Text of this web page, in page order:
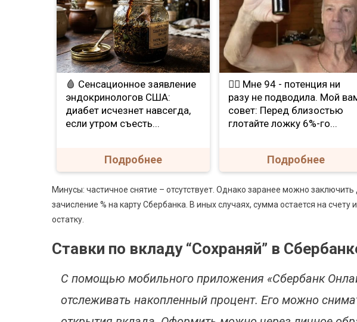
🩸 Сенсационное заявление
эндокринологов США:
диабет исчезнет навсегда,
если утром съесть...
Подробнее
❤️‍🔥 Мне 94 - потенция ни
разу не подводила. Мой
совет: Перед близостью
глотайте ложку 6%-го...
Подробнее
Минусы: частичное снятие – отсутствует. Однако заранее можно
зачисление % на карту Сбербанка. В иных случаях, сумма остается на
остатку.
Ставки по вкладу “Сохраняй” в
С помощью мобильного приложения «Сбербанк
отслеживать накопленный процент. Его можно